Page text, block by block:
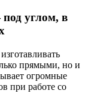
углом, в
прямыми, но и
огромные
при работе со